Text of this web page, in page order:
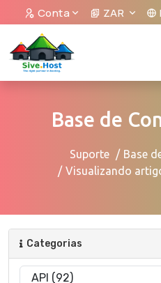
Conta ZAR
Base de
Suporte
Base
Visualizando
Categorias